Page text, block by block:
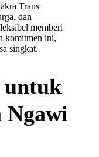
Trans
dan
memberi
komitmen ini,
singkat.
Ngawi